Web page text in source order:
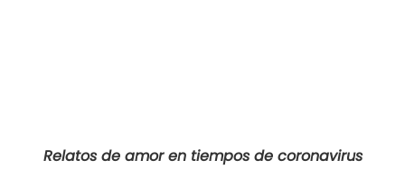
Relatos de amor en tiempos de coronavirus